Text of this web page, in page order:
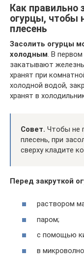
Как правильно
огурцы, чтобы
плесень
Засолить огурцы
холодным. В
закатывают
хранят при
холодной водой,
хранят в
Совет. Чтобы не
плесень, при
сверху кладите
Перед закруткой
раствором
паром;
с помощью
в